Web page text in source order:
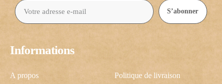
Informations
A propos
Politique de livraison
S’abonner